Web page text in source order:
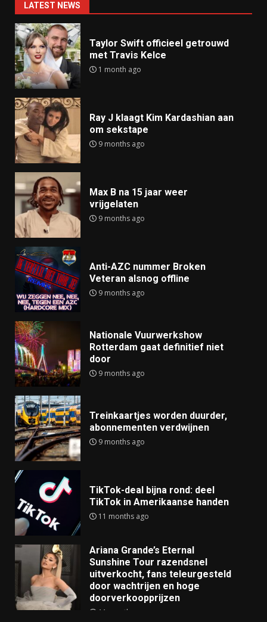
LATEST NEWS
Taylor Swift officieel getrouwd
met Travis Kelce
1 month ago
Ray J klaagt Kim Kardashian aan
om sekstape
9 months ago
Max B na 15 jaar weer
vrijgelaten
9 months ago
Anti-AZC nummer Broken
Veteran alsnog offline
9 months ago
Nationale Vuurwerkshow
Rotterdam gaat definitief niet
door
9 months ago
Treinkaartjes worden duurder,
abonnementen verdwijnen
9 months ago
TikTok-deal bijna rond: deel
TikTok in Amerikaanse handen
11 months ago
Ariana Grande’s Eternal
Sunshine Tour razendsnel
uitverkocht, fans teleurgesteld
door wachtrijen en hoge
doorverkoopprijzen
11 months ago